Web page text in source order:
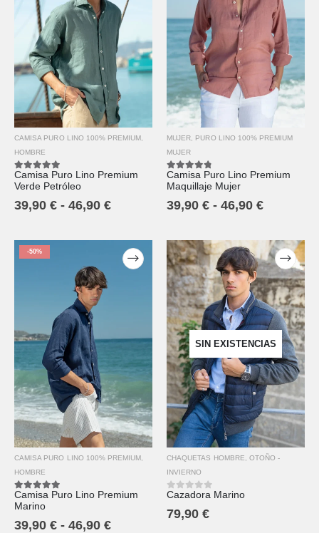
CAMISA PURO LINO 100% PREMIUM
HOMBRE
5.00 out of 5
Camisa Puro Lino Premium
Verde Petróleo
39,90 € - 46,90 €
MUJER
PURO LINO 100% PREMIUM
MUJER
4.67 out of 5
Camisa Puro Lino Premium
Maquillaje Mujer
39,90 € - 46,90 €
-50%
CAMISA PURO LINO 100% PREMIUM
HOMBRE
5.00out of 5
Camisa Puro Lino Premium
Marino
39,90 € - 46,90 €
SIN EXISTENCIAS
CHAQUETAS HOMBRE
OTOÑO -
INVIERNO
0out of 5
Cazadora Marino
79,90 €